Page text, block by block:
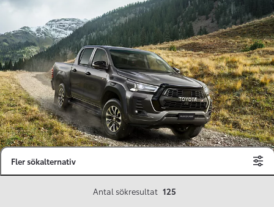
Fler sökalternativ
Antal sökresultat 125